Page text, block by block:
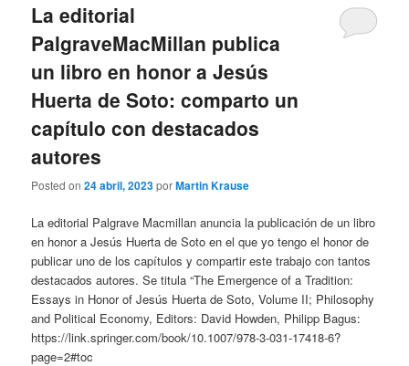
La editorial
PalgraveMacMillan publica
un libro en honor a Jesús
Huerta de Soto: comparto un
capítulo con destacados
autores
Posted on24 abril, 2023porMartin Krause
La editorial Palgrave Macmillan anuncia la publicación de un libro
en honor a Jesús Huerta de Soto en el que yo tengo el honor de
publicar uno de los capítulos y compartir este trabajo con tantos
destacados autores. Se titula “The Emergence of a Tradition:
Essays in Honor of Jesús Huerta de Soto, Volume II; Philosophy
and Political Economy, Editors: David Howden, Philipp Bagus:
https://link.springer.com/book/10.1007/978-3-031-17418-6?
page=2#toc